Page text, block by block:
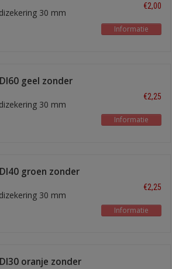
30 mm
€2,00
Informatie
geel zonder
60A
30 mm
€2,25
Informatie
groen zonder
40A
30 mm
€2,25
Informatie
oranje zonder